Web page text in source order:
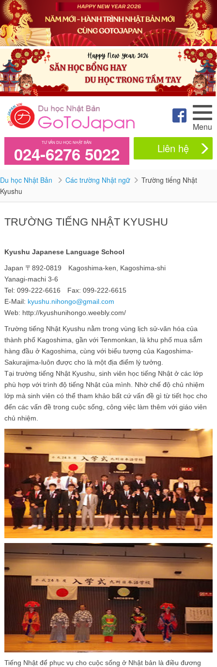
Menu
TƯ VẤN DU HỌC NHẬT BẢN
024-6276 5022 Liên hệ
Du học Nhật Bản Các trường Nhật ngữ
Trường tiếng Nhật
Kyushu
TRƯỜNG TIẾNG NHẬT KYUSHU
Kyushu Japanese Language School
Japan 〒892-0819 Kagoshima-ken, Kagoshima-shi
Yanagi-machi 3-6
Tel: 099-222-6616 Fax: 099-222-6615
E-Mail: kyushu.nihongo@gmail.com
Web: http://kyushunihongo.weebly.com/
Trường tiếng Nhật Kyushu nằm trong vùng lịch sử-văn hóa của
thành phố Kagoshima, gần với Tenmonkan, là khu phố mua sắm
hàng đầu ở Kagoshima, cùng với biểu tượng của Kagoshima-
Sakurajima-luôn được cho là một địa điểm lý tưởng.
Tại trường tiếng Nhật Kyushu, sinh viên học tiếng Nhật ở các lớp
phù hợp với trình độ tiếng Nhật của mình. Nhờ chế độ chủ nhiệm
lớp mà sinh viên có thể tham khảo bất cứ vấn đề gì từ tiết học cho
đến các vấn đề trong cuộc sống, công việc làm thêm với giáo viên
chủ nhiệm.
Tiếng Nhật để phục vụ cho cuộc sống ở Nhật bản là điều đương